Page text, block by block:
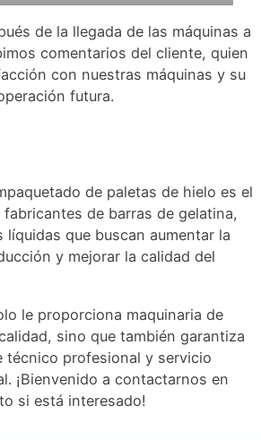
de la llegada de las máquinas a
comentarios del cliente, quien
con nuestras máquinas y su
futura.
de paletas de hielo es el
de barras de gelatina,
líquidas que buscan aumentar la
y mejorar la calidad del
le proporciona maquinaria de
sino que también garantiza
técnico profesional y servicio
¡Bienvenido a contactarnos en
si está interesado!